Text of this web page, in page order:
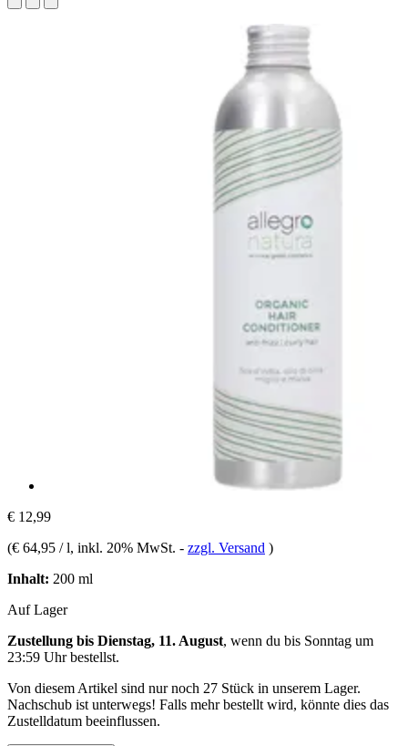
€ 12,99
(€ 64,95 / l, inkl. 20% MwSt. - zzgl. Versand )
Inhalt: 200 ml
Auf Lager
Zustellung bis Dienstag, 11. August, wenn du bis Sonntag um
23:59 Uhrbestellst.
Von diesem Artikel sind nur noch 27 Stück in unserem Lager.
Nachschub ist unterwegs! Falls mehr bestellt wird, könnte dies das
Zustelldatum beeinflussen.